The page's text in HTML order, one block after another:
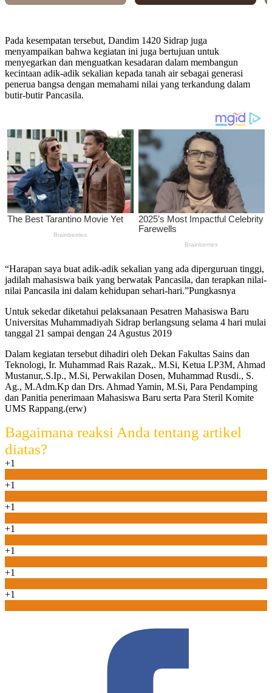
Pada kesempatan tersebut, Dandim 1420 Sidrap juga
menyampaikan bahwa kegiatan ini juga bertujuan untuk
menyegarkan dan menguatkan kesadaran dalam membangun
kecintaan adik-adik sekalian kepada tanah air sebagai generasi
penerua bangsa dengan memahami nilai yang terkandung dalam
butir-butir Pancasila.
“Harapan saya buat adik-adik sekalian yang ada diperguruan tinggi,
jadilah mahasiswa baik yang berwatak Pancasila, dan terapkan nilai-
nilai Pancasila ini dalam kehidupan sehari-hari.”Pungkasnya
Untuk sekedar diketahui pelaksanaan Pesatren Mahasiswa Baru
Universitas Muhammadiyah Sidrap berlangsung selama 4 hari mulai
tanggal 21 sampai dengan 24 Agustus 2019
Dalam kegiatan tersebut dihadiri oleh Dekan Fakultas Sains dan
Teknologi, Ir. Muhammad Rais Razak,. M.Si, Ketua LP3M, Ahmad
Mustanur,.S.Ip., M.Si, Perwakilan Dosen, Muhammad Rusdi., S.
Ag., M.Adm.Kp dan Drs. Ahmad Yamin, M.Si, Para Pendamping
dan Panitia penerimaan Mahasiswa Baru serta Para Steril Komite
UMS Rappang.(erw)
Bagaimana reaksi Anda tentang artikel
diatas?
+1
+1
+1
+1
+1
+1
+1